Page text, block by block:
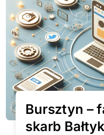
Bursztyn –
skarb